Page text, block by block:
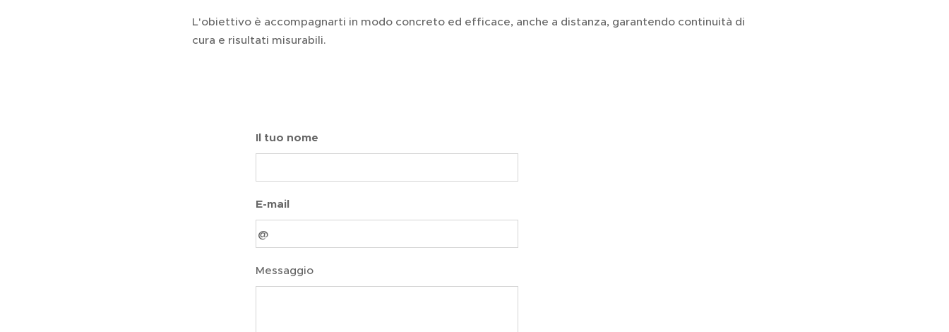
L'obiettivo è accompagnarti in modo concreto ed efficace, anche a distanza, garantendo continuità di
cura e risultati misurabili.
Il tuo nome
E-mail
Messaggio